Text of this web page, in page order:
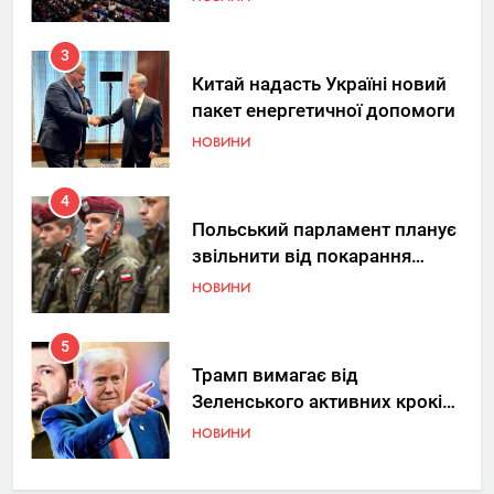
3
Китай надасть Україні новий
пакет енергетичної допомоги
НОВИНИ
4
Польський парламент планує
звільнити від покарання
добровольців ЗСУ
НОВИНИ
5
Трамп вимагає від
Зеленського активних кроків
у мирному процесі
НОВИНИ